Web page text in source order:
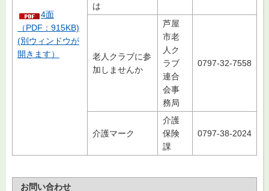
4面
（PDF：915KB)
(別ウィンドウが
開きます）
は
老人クラブに参
加しませんか
芦屋
市老
人ク
ラブ
連合
会事
務局
0797-32-7558
介護マーク
介護
保険
課
0797-38-2024
お問い合わせ